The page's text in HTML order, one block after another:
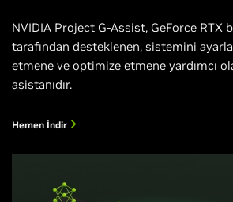
NVIDIA Project G-Assist, GeForce RTX
tarafından desteklenen, sistemini
etmene ve optimize etmene yardımcı
asistanıdır.
Hemen İndir